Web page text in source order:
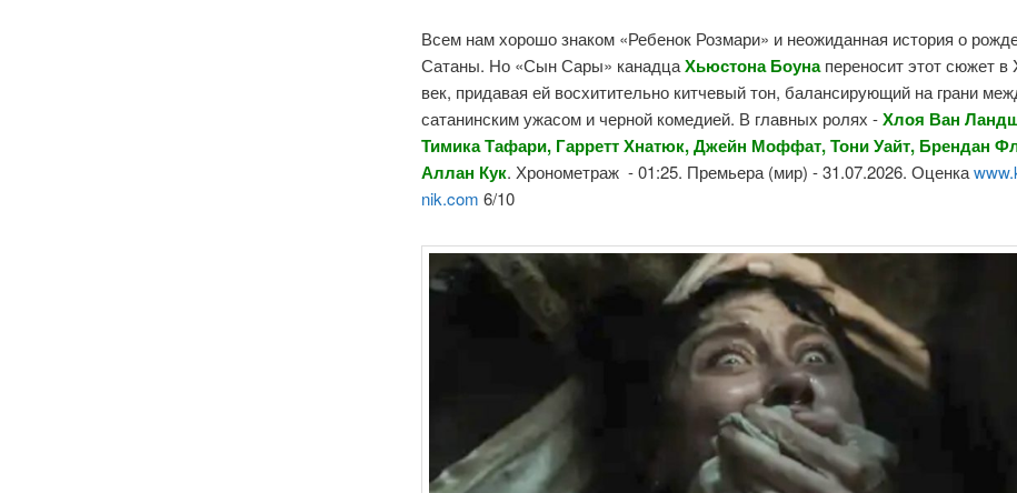
Всем нам хорошо знаком «Ребенок Розмари» и неожиданная история о
Сатаны. Но «Сын Сары» канадцаХьюстона Боунапереносит этот сюжет в
век, придавая ей восхитительно китчевый тон, балансирующий на грани
сатанинским ужасом и черной комедией. В главных ролях -Хлоя Ван
Тимика Тафари, Гарретт Хнатюк, Джейн Моффат, Тони Уайт, Брендан
Аллан Кук. Хронометраж - 01:25. Премьера (мир) - 31.07.2026. Оценка
nik.com 6/10